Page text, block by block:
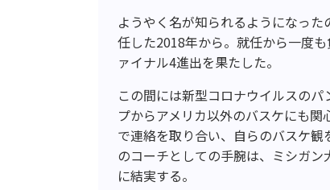
ようやく名が知られるようになっ
任した2018年から。就任から一度
ァイナル4進出を果たした。
この間には新型コロナウイルスの
プからアメリカ以外のバスケにも
で連絡を取り合い、自らのバスケ
のコーチとしての手腕は、ミシガ
に結実する。